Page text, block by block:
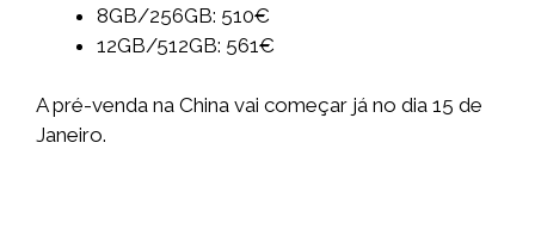
8GB/256GB: 510€
12GB/512GB: 561€
A pré-venda na China vai começar já no dia 15 de
Janeiro.